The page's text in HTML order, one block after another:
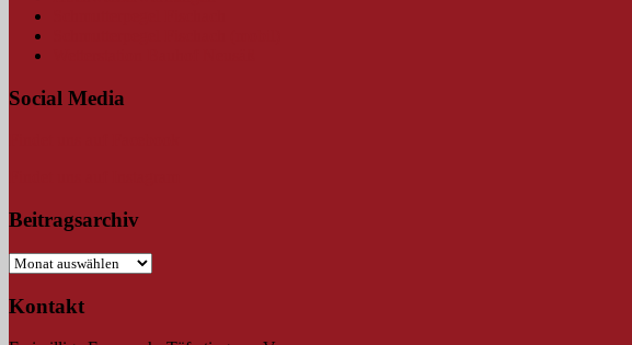
Social Media
Beitragsarchiv
Beitragsarchiv
Kontakt